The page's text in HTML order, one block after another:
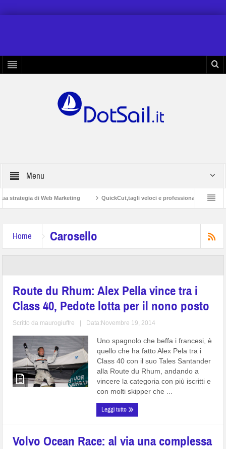
Menu
di Web Marketing QuickCut,tagli veloci e professionali a casa propria
Home Carosello
Route du Rhum: Alex Pella vince tra i
Class 40, Pedote lotta per il nono posto
Scritto da maurogiuffre Data:Novembre 19, 2014
Uno spagnolo che beffa i francesi, è
quello che ha fatto Alex Pela tra i
Class 40 con il suo Tales Santander
alla Route du Rhum, andando a
vincere la categoria con più iscritti e
con molti skipper che ...
Leggi tutto
Volvo Ocean Race: al via una complessa